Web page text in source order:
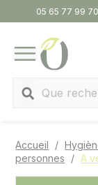
05 65 77 99 70
MENU
Accueil
personnes
A
Panneau de